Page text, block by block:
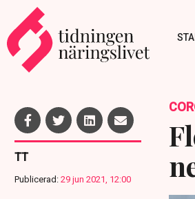
TT
Publicerad: 29 jun 2021, 12:00